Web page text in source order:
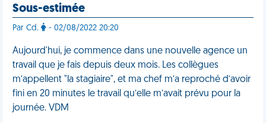
Sous-estimée
Par Cd. - 02/08/2022 20:20
Aujourd'hui, je commence dans une nouvelle agence un
travail que je fais depuis deux mois. Les collègues
m’appellent "la stagiaire", et ma chef m’a reproché d’avoir
fini en 20 minutes le travail qu’elle m’avait prévu pour la
journée. VDM